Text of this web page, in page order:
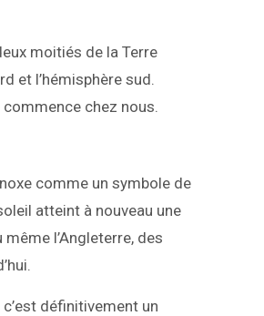
moitiés de la Terre
et l’hémisphère sud.
commence chez nous.
comme un symbole de
atteint à nouveau une
l’Angleterre, des
définitivement un